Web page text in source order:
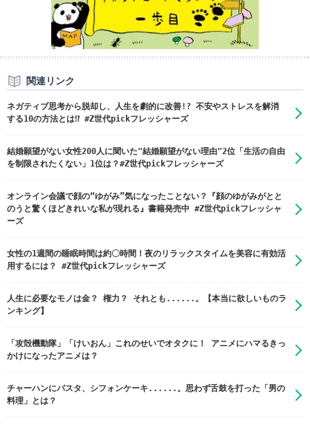
関連リンク
ネガティブ思考から脱却し、人生を劇的に改善!? 不安やストレスを解消
する10の方法とは⁉ #Z世代pickフレッシャーズ
結婚願望がない女性200人に聞いた"結婚願望がない理由"2位「生活の自由
を制限されたくない」1位は？#Z世代pickフレッシャーズ
オンライン会議で顔の“ゆがみ”気になったことない？『顔のゆがみがとと
のうと驚くほどきれいな私が現れる』書籍発売中 #Z世代pickフレッシャ
ーズ
女性の1週間の睡眠時間は約〇時間！夜のリラックスタイムを美容に有効活
用するには？ #Z世代pickフレッシャーズ
人生に必要なモノは金？ 権力？ それとも......。【本当に欲しいものラ
ンキング】
「攻殻機動隊」「けいおん」これのせいでオタクに！ アニメにハマるきっ
かけになったアニメは？
チャーハンにパスタ、シフォンケーキ......。思わず舌鼓を打った「男の
料理」とは？